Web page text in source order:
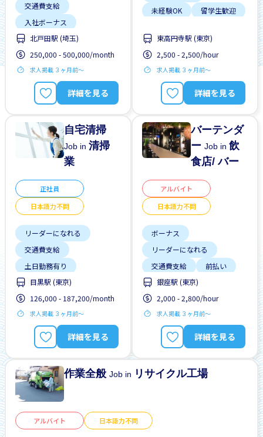
交通費支給
入社ボーナス
土日勤務有り
外国人勤務中
日本語力不問
未経験OK
残業少ない
北戸田駅 (埼玉)
250,000 - 500,000/month
求人掲載 ３ヶ月前〜
詳細を見る
未経験OK
留学生歓迎
東高円寺駅 (東京)
2,500 - 2,500/hour
求人掲載 ３ヶ月前〜
詳細を見る
自宅清掃
Job in清掃
業
正社員
日本語力不問
リーダーになれる
交通費支給
土日勤務有り
外国人研修マニュアル
女性歓迎
日本語力不問
未経験OK
正社員登用あり
駅から近い
目黒駅 (東京)
126,000 - 187,200/month
求人掲載 ３ヶ月前〜
詳細を見る
バーテンダ
ーJob in飲
食店/ バー
アルバイト
日本語力不問
ボーナス
リーダーになれる
交通費支給
前払い
土日勤務有り
外国人勤務中
夜勤
女性歓迎
履歴書不要
銀座駅 (東京)
2,000 - 2,800/hour
求人掲載 ３ヶ月前〜
詳細を見る
作業全般Job in リサイクル工場
アルバイト 日本語力不問